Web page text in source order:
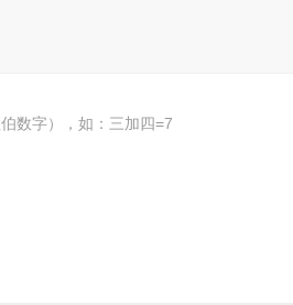
数字），如：三加四=7